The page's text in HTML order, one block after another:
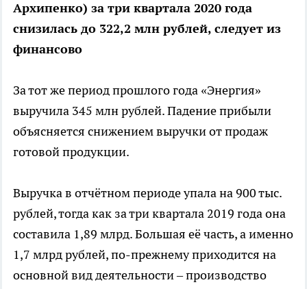
Архипенко) за три квартала 2020 года
снизилась до 322,2 млн рублей, следует из
финансово
За тот же период прошлого года «Энергия»
выручила 345 млн рублей. Падение прибыли
объясняется снижением выручки от продаж
готовой продукции.
Выручка в отчётном периоде упала на 900 тыс.
рублей, тогда как за три квартала 2019 года она
составила 1,89 млрд. Большая её часть, а именно
1,7 млрд рублей, по-прежнему приходится на
основной вид деятельности – производство